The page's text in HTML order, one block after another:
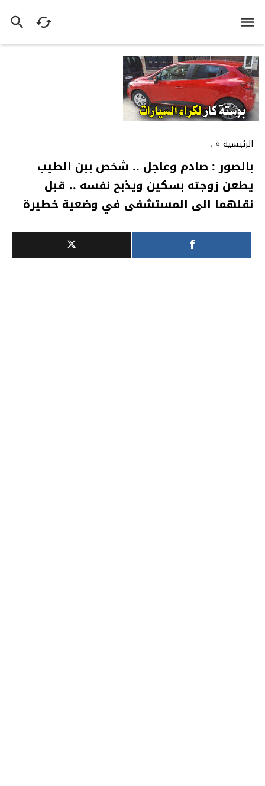
الرئيسية »
.
بالصور : صادم وعاجل .. شخص ببن الطيب
يطعن زوجته بسكين ويذبح نفسه .. قبل
نقلهما الى المستشفى في وضعية خطيرة